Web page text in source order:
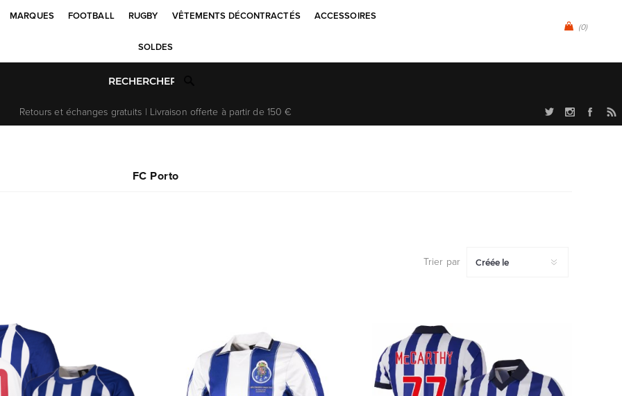
(0)
MARQUES FOOTBALL RUGBY VÊTEMENTS DÉCONTRACTÉS ACCESSOIRES
SOLDES
Retours et échanges gratuits | Livraison offerte à partir de 150 €
FC Porto
Trier par